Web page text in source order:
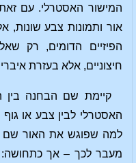
המישור האסטרלי. עם
אור ותמונות צבע
הפיזיים הדומים, רק
חיצוניים, אלא בעזרת
קיימת שם הבחנה בין
האסטרלי לבין צבע או גוף
למה שפוגש את האור שם
מעבר לכך – אך